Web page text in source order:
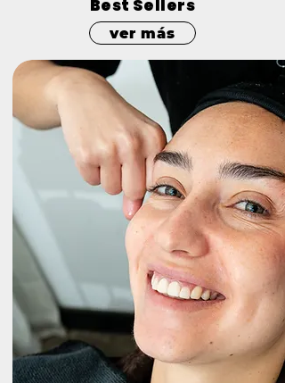
Best Sellers
ver más